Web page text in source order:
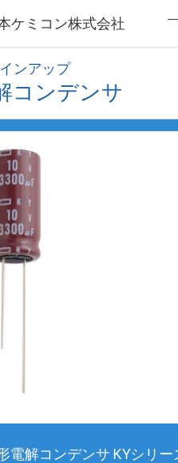
ケミコン株式会社
ンアップ
コンデンサ
電解コンデンサ KYシリー